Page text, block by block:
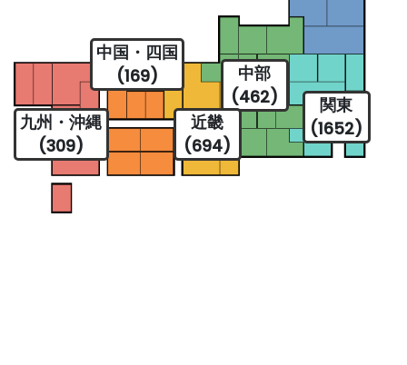
関東
(1652)
中部
(462)
近畿
(694)
中国・四国
(169)
九州・沖縄
(309)